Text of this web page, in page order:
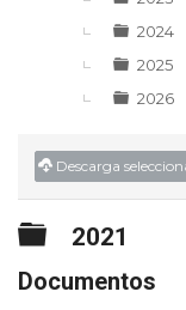
2024
2025
2026
Descarga
Carpeta
2021
Documentos